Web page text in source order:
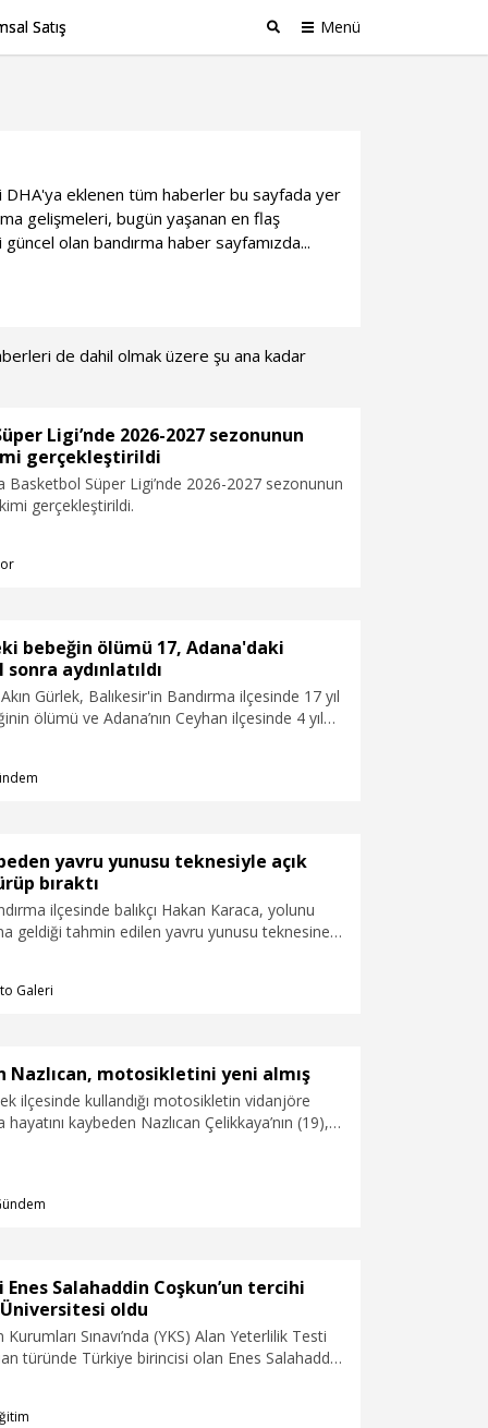
Satış Menü
DHA'ya eklenen tüm haberler bu sayfada yer
gelişmeleri, bugün yaşanan en flaş
olan bandırma haber sayfamızda...
de dahil olmak üzere şu ana kadar
Ligi’nde 2026-2027 sezonunun
gerçekleştirildi
Basketbol Süper Ligi’nde 2026-2027 sezonunun
gerçekleştirildi.
bebeğin ölümü 17, Adana'daki
sonra aydınlatıldı
Gürlek, Balıkesir'in Bandırma ilçesinde 17 yıl
ölümü ve Adana’nın Ceyhan ilçesinde 4 yıl
yavru yunusu teknesiyle açık
bıraktı
ilçesinde balıkçı Hakan Karaca, yolunu
geldiği tahmin edilen yavru yunusu teknesine
Galeri
Nazlıcan, motosikletini yeni almış
ilçesinde kullandığı motosikletin vidanjöre
hayatını kaybeden Nazlıcan Çelikkaya’nın (19),
Enes Salahaddin Coşkun’un tercihi
oldu
Sınavı’nda (YKS) Alan Yeterlilik Testi
türünde Türkiye birincisi olan Enes Salahaddin